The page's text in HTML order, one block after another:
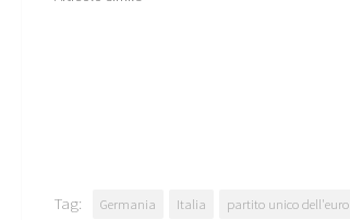
Tag: Germania Italia partito unico dell'euro